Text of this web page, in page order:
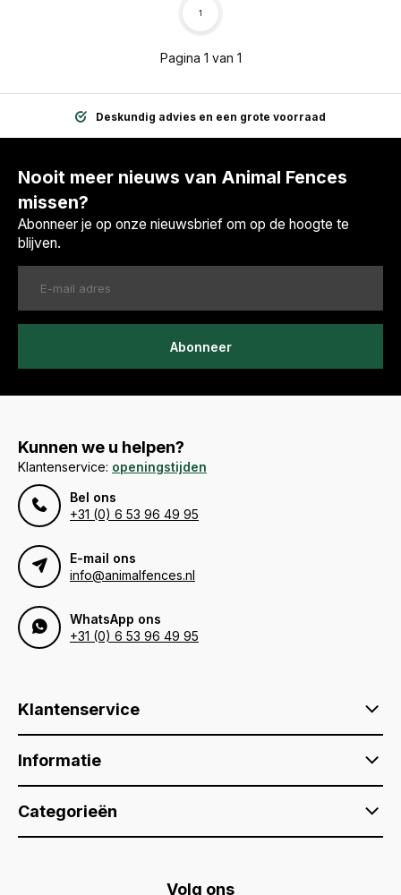
Pagina 1 van 1
1
Deskundig advies en een grote voorraad
Nooit meer nieuws van Animal Fences
missen?
Abonneer je op onze nieuwsbrief om op de hoogte te
blijven.
Abonneer
Kunnen we u helpen?
Klantenservice: openingstijden
Bel ons
+31 (0) 6 53 96 49 95
E-mail ons
info@animalfences.nl
WhatsApp ons
+31 (0) 6 53 96 49 95
Klantenservice
Informatie
Categorieën
Volg ons